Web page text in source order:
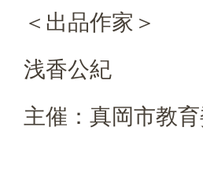
＜出品作家＞
浅香公紀
主催：真岡市教